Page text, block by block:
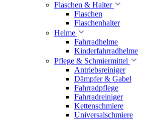
Flaschen & Halter
Flaschen
Flaschenhalter
Helme
Fahrradhelme
Kinderfahrradhelme
Pflege & Schmiermittel
Antriebsreiniger
Dämpfer & Gabel
Fahrradpflege
Fahrradreiniger
Kettenschmiere
Universalschmiere